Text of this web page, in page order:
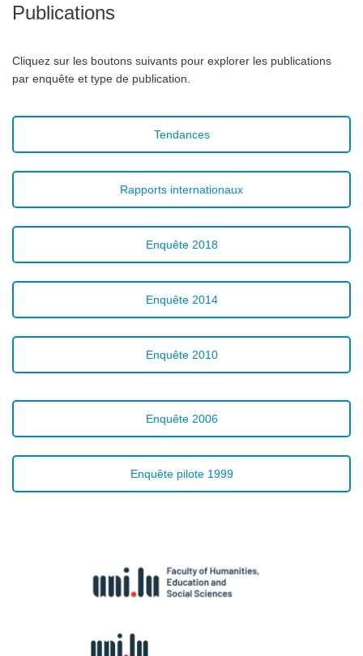
Publications
Cliquez sur les boutons suivants pour explorer les publications
par enquête et type de publication.
Tendances
Rapports internationaux
Enquête 2018
Enquête 2014
Enquête 2010
Enquête 2006
Enquête pilote 1999